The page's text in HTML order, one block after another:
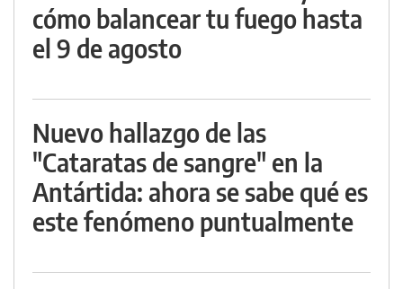
cómo balancear tu fuego hasta
el 9 de agosto
Nuevo hallazgo de las
"Cataratas de sangre" en la
Antártida: ahora se sabe qué es
este fenómeno puntualmente